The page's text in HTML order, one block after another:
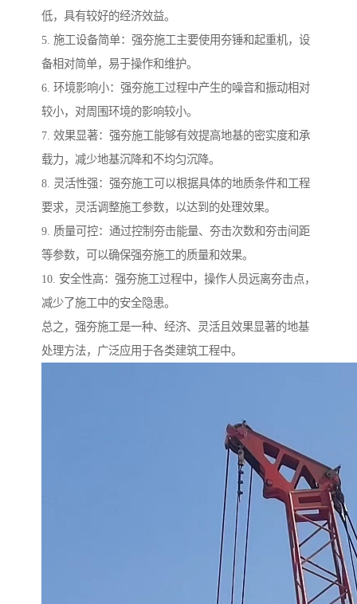
低，具有较好的经济效益。
5. 施工设备简单：强夯施工主要使用夯锤和起重机，设
备相对简单，易于操作和维护。
6. 环境影响小：强夯施工过程中产生的噪音和振动相对
较小，对周围环境的影响较小。
7. 效果显著：强夯施工能够有效提高地基的密实度和承
载力，减少地基沉降和不均匀沉降。
8. 灵活性强：强夯施工可以根据具体的地质条件和工程
要求，灵活调整施工参数，以达到的处理效果。
9. 质量可控：通过控制夯击能量、夯击次数和夯击间距
等参数，可以确保强夯施工的质量和效果。
10. 安全性高：强夯施工过程中，操作人员远离夯击点，
减少了施工中的安全隐患。
总之，强夯施工是一种、经济、灵活且效果显著的地基
处理方法，广泛应用于各类建筑工程中。